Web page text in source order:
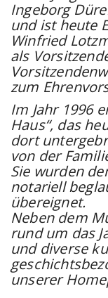
Ingeborg
und ist heute
Winfried
als
zum
Im Jahr 1996
Haus“, das
dort
von der
Sie wurden
notariell
übereignet.
Neben dem
rund um das
und diverse
unserer